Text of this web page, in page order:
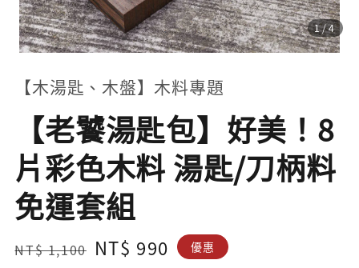
1/4
【木湯匙、木盤】木料專題
【老饕湯匙包】好美！8
片彩色木料 湯匙/刀柄料
免運套組
Regular
NT$ 1,100 Sale
NT$ 990 優惠